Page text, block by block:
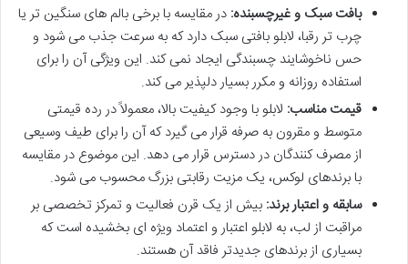
بافت سبک و غیرچسبنده: در مقایسه با برخی بالم های سنگین تر یا
چرب تر رقبا، لابلو بافتی سبک دارد که به سرعت جذب می شود و
حس ناخوشایند چسبندگی ایجاد نمی کند. این ویژگی آن را برای
استفاده روزانه و مکرر بسیار دلپذیر می کند.
قیمت مناسب: لابلو با وجود کیفیت بالا، معمولاً در رده قیمتی
متوسط و مقرون به صرفه قرار می گیرد که آن را برای طیف وسیعی
از مصرف کنندگان در دسترس قرار می دهد. این موضوع در مقایسه
با برندهای لوکس، یک مزیت رقابتی بزرگ محسوب می شود.
سابقه و اعتبار برند: بیش از یک قرن فعالیت و تمرکز تخصصی بر
مراقبت از لب، به لابلو اعتبار و اعتماد ویژه ای بخشیده است که
بسیاری از برندهای جدیدتر فاقد آن هستند.